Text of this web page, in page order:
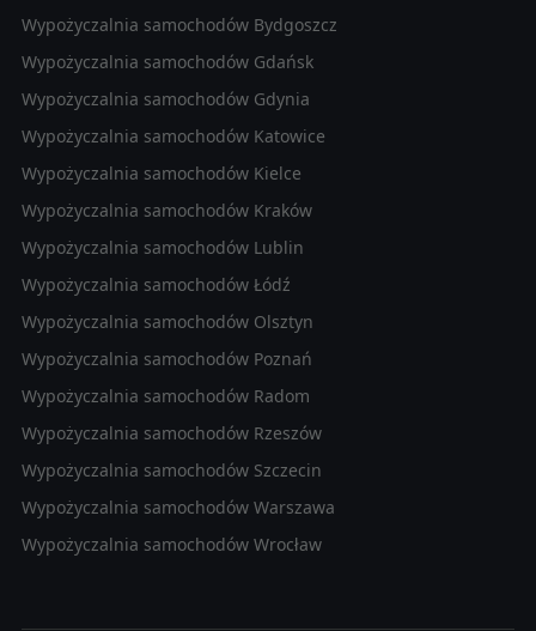
Wypożyczalnia samochodów Bydgoszcz
Wypożyczalnia samochodów Gdańsk
Wypożyczalnia samochodów Gdynia
Wypożyczalnia samochodów Katowice
Wypożyczalnia samochodów Kielce
Wypożyczalnia samochodów Kraków
Wypożyczalnia samochodów Lublin
Wypożyczalnia samochodów Łódź
Wypożyczalnia samochodów Olsztyn
Wypożyczalnia samochodów Poznań
Wypożyczalnia samochodów Radom
Wypożyczalnia samochodów Rzeszów
Wypożyczalnia samochodów Szczecin
Wypożyczalnia samochodów Warszawa
Wypożyczalnia samochodów Wrocław